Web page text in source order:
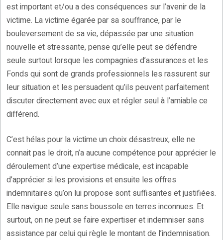
est important et/ou a des conséquences sur l’avenir de la
victime. La victime égarée par sa souffrance, par le
bouleversement de sa vie, dépassée par une situation
nouvelle et stressante, pense qu’elle peut se défendre
seule surtout lorsque les compagnies d’assurances et les
Fonds qui sont de grands professionnels les rassurent sur
leur situation et les persuadent qu’ils peuvent parfaitement
discuter directement avec eux et régler seul à l’amiable ce
différend.
C’est hélas pour la victime un choix désastreux, elle ne
connait pas le droit, n’a aucune compétence pour apprécier le
déroulement d’une expertise médicale, est incapable
d’apprécier si les provisions et ensuite les offres
indemnitaires qu’on lui propose sont suffisantes et justifiées.
Elle navigue seule sans boussole en terres inconnues. Et
surtout, on ne peut se faire expertiser et indemniser sans
assistance par celui qui règle le montant de l’indemnisation.